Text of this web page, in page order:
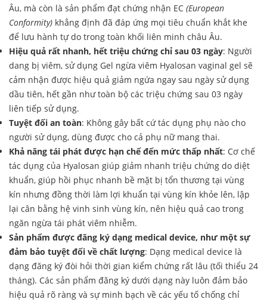
Âu, mà còn là sản phẩm đạt chứng nhận EC (European
Conformity) khẳng định đã đáp ứng mọi tiêu chuẩn khắt khe
để lưu hành tự do trong toàn khối liên minh châu Âu.
Hiệu quả rất nhanh, hết triệu chứng chỉ sau 03 ngày: Người
dang bị viêm, sử dụng Gel ngừa viêm Hyalosan vaginal gel sẽ
cảm nhận được hiệu quả giảm ngứa ngay sau ngày sử dụng
dầu tiên, hết gần như toàn bộ các triệu chứng sau 03 ngày
liên tiếp sử dụng.
Tuyệt đối an toàn: Không gây bất cứ tác dụng phụ nào cho
người sử dụng, dùng được cho cả phụ nữ mang thai.
Khả năng tái phát được hạn chế đến mức thấp nhất: Cơ chế
tác dụng của Hyalosan giúp giảm nhanh triệu chứng do diệt
khuẩn, giúp hồi phục nhanh bề mặt bị tổn thương tại vùng
kín nhưng đồng thời làm lợi khuẩn tại vùng kín khỏe lên, lập
lại cân bằng hệ vinh sinh vùng kín, nên hiệu quả cao trong
ngăn ngừa tái phát viêm nhiễm.
Sản phẩm được đăng ký dạng medical device, như một sự
đảm bảo tuyệt đối về chất lượng: Dạng medical device là
dạng đăng ký đòi hỏi thời gian kiểm chứng rất lâu (tối thiểu 24
tháng). Các sản phẩm đăng ký dưới dạng này luôn đảm bảo
hiệu quả rõ ràng và sự minh bạch về các yếu tố chống chỉ